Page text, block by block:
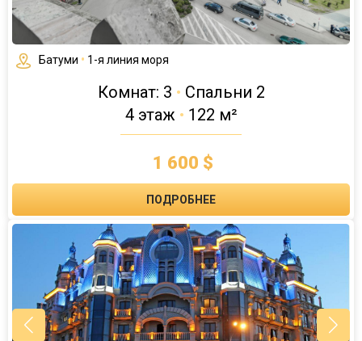
Батуми • 1-я линия моря
Комнат: 3 • Спальни 2
4 этаж • 122 м²
1 600 $
ПОДРОБНЕЕ